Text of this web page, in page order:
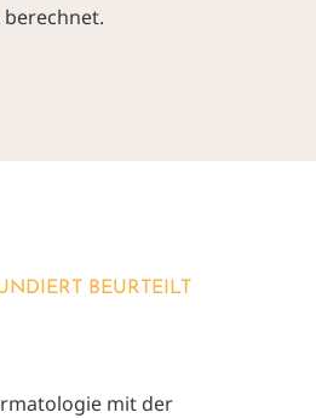
berechnet.
BEURTEILT
mit der